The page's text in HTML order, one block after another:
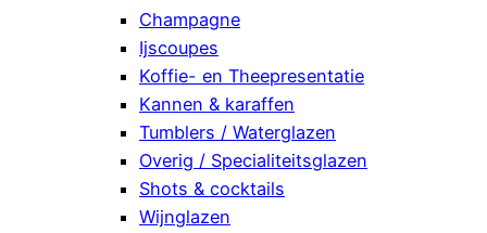
Champagne
Ijscoupes
Koffie- en Theepresentatie
Kannen & karaffen
Tumblers / Waterglazen
Overig / Specialiteitsglazen
Shots & cocktails
Wijnglazen